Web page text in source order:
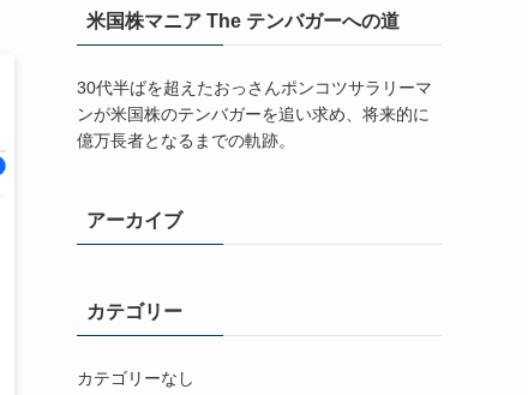
米国株マニア The テンバガーへの道
30代半ばを超えたおっさんポンコツサラリーマ
ンが米国株のテンバガーを追い求め、将来的に
億万長者となるまでの軌跡。
アーカイブ
カテゴリー
カテゴリーなし